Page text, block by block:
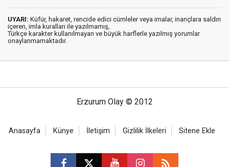
UYARI: Küfür, hakaret, rencide edici cümleler veya imalar, inançlara saldırı
içeren, imla kuralları ile yazılmamış,
Türkçe karakter kullanılmayan ve büyük harflerle yazılmış yorumlar
onaylanmamaktadır.
Erzurum Olay © 2012
Anasayfa Künye İletişim Gizlilik İlkeleri Sitene Ekle